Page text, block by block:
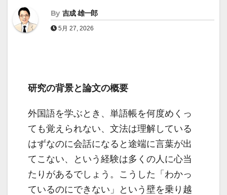
By 吉成 雄一郎
5月 27, 2026
研究の背景と論文の概要
外国語を学ぶとき、単語帳を何度めくっ
ても覚えられない、文法は理解している
はずなのに会話になると途端に言葉が出
てこない、という経験は多くの人に心当
たりがあるでしょう。こうした「わかっ
ているのにできない」という壁を乗り越